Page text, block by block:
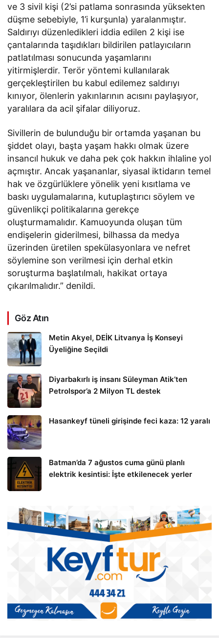
ve 3 sivil kişi (2’si patlama sonrasında yüksekten
düşme sebebiyle, 1’i kurşunla) yaralanmıştır.
Saldırıyı düzenledikleri iddia edilen 2 kişi ise
çantalarında taşıdıkları bildirilen patlayıcıların
patlatılması sonucunda yaşamlarını
yitirmişlerdir. Terör yöntemi kullanılarak
gerçekleştirilen bu kabul edilemez saldırıyı
kınıyor, ölenlerin yakınlarının acısını paylaşıyor,
yaralılara da acil şifalar diliyoruz.
Sivillerin de bulunduğu bir ortamda yaşanan bu
şiddet olayı, başta yaşam hakkı olmak üzere
insancıl hukuk ve daha pek çok hakkın ihlaline yol
açmıştır. Ancak yaşananlar, siyasal iktidarın temel
hak ve özgürlüklere yönelik yeni kısıtlama ve
baskı uygulamalarına, kutuplaştırıcı söylem ve
güvenlikçi politikalarına gerekçe
oluşturmamalıdır. Kamuoyunda oluşan tüm
endişelerin giderilmesi, bilhassa da medya
üzerinden üretilen spekülasyonlara ve nefret
söylemine son verilmesi için derhal etkin
soruşturma başlatılmalı, hakikat ortaya
çıkarılmalıdır.” denildi.
Göz Atın
Metin Akyel, DEİK Litvanya İş Konseyi
Üyeliğine Seçildi
Diyarbakırlı iş insanı Süleyman Atik’ten
Petrolspor’a 2 Milyon TL destek
Hasankeyf tüneli girişinde feci kaza: 12 yaralı
Batman’da 7 ağustos cuma günü planlı
elektrik kesintisi: İşte etkilenecek yerler